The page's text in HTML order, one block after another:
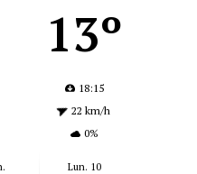
13º
18:15
22 km/h
0%
Lun. 10